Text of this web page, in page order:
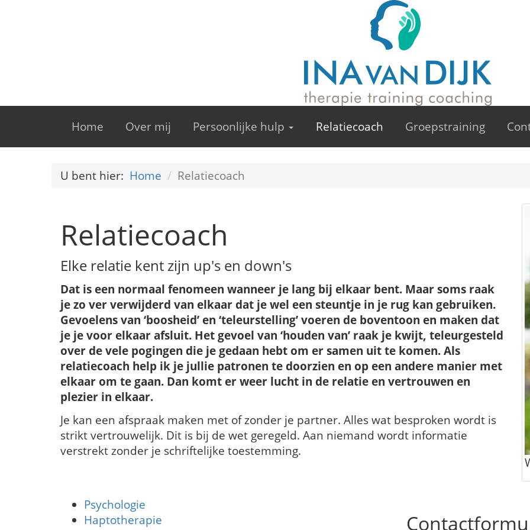
Home Over mij Persoonlijke hulp Relatiecoach Groepstraining
U bent hier: Home Relatiecoach
Relatiecoach
Elke relatie kent zijn up's en down's
Dat is een normaal fenomeen wanneer je lang bij elkaar bent. Maar soms raak
je zo ver verwijderd van elkaar dat je wel een steuntje in je rug kan gebruiken.
Gevoelens van ‘boosheid’ en ‘teleurstelling’ voeren de boventoon en maken dat
je je voor elkaar afsluit. Het gevoel van ‘houden van’ raak je kwijt, teleurgesteld
over de vele pogingen die je gedaan hebt om er samen uit te komen. Als
relatiecoach help ik je jullie patronen te doorzien en op een andere manier met
elkaar om te gaan. Dan komt er weer lucht in de relatie en vertrouwen en
plezier in elkaar.
Je kan een afspraak maken met of zonder je partner. Alles wat besproken wordt is
strikt vertrouwelijk. Dit is bij de wet geregeld. Aan niemand wordt informatie
verstrekt zonder je schriftelijke toestemming.
Psychologie
Haptotherapie